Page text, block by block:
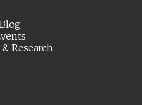
Blog
Research